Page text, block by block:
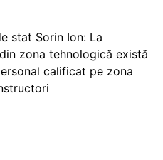
stat Sorin Ion: La
zona tehnologică există
calificat pe zona